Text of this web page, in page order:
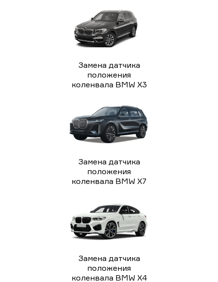
Замена датчика
положения
коленвала BMW X3
Замена датчика
положения
коленвала BMW X7
Замена датчика
положения
коленвала BMW X4